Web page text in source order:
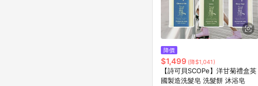
降價
$1,499 (降$1,041)
【詩可貝SCOPe】洋甘菊禮盒英
國製造洗髮皂 洗髮餅 沐浴皂